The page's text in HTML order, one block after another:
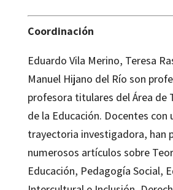
Coordinación
Eduardo Vila Merino, Teresa
Manuel Hijano del Río son
profesora titulares del Área de
de la Educación. Docentes con
trayectoria investigadora, han
numerosos artículos sobre
Educación, Pedagogía Social,